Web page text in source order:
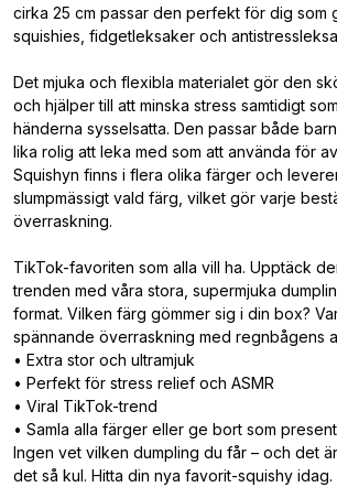
cirka 25 cm passar den perfekt för dig som
squishies, fidgetleksaker och
Det mjuka och flexibla materialet gör den
och hjälper till att minska stress samtidigt
händerna sysselsatta. Den passar både
lika rolig att leka med som att använda för
Squishyn finns i flera olika färger och
slumpmässigt vald färg, vilket gör varje
överraskning.
TikTok-favoriten som alla vill ha. Upptäck
trenden med våra stora, supermjuka
format. Vilken färg gömmer sig i din box?
spännande överraskning med regnbågens
• Extra stor och ultramjuk
• Perfekt för stress relief och ASMR
• Viral TikTok-trend
• Samla alla färger eller ge bort som present
Ingen vet vilken dumpling du får – och det
det så kul. Hitta din nya favorit-squishy idag.